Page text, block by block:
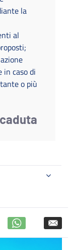
la
al
caso di
o più